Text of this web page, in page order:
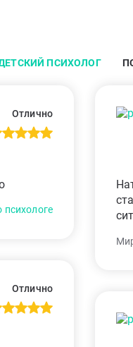
ПСИХОЛОГ
Отлично
психологе
Отлично